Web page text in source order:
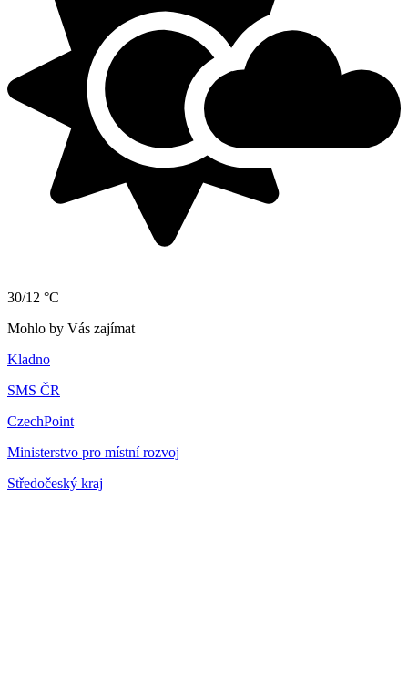
30/12 °C
Mohlo by Vás zajímat
Kladno
SMS ČR
CzechPoint
Ministerstvo pro místní rozvoj
Středočeský kraj